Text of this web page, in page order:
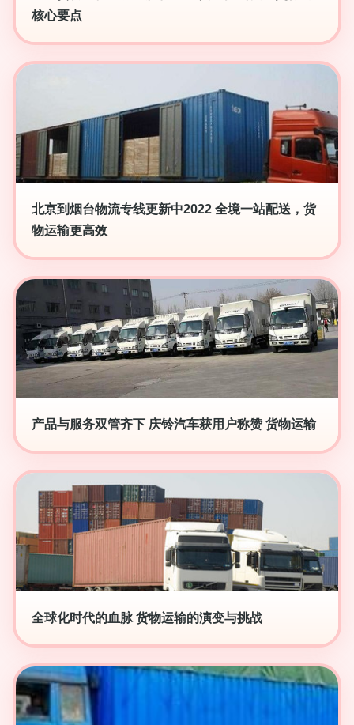
核心要点
北京到烟台物流专线更新中2022 全境一站配送，货
物运输更高效
产品与服务双管齐下 庆铃汽车获用户称赞 货物运输
全球化时代的血脉 货物运输的演变与挑战